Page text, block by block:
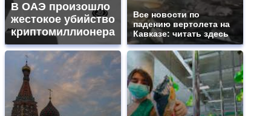
В ОАЭ произошло
жестокое убийство
криптомиллионера
Все новости по
падению вертолета на
Кавказе: читать здесь